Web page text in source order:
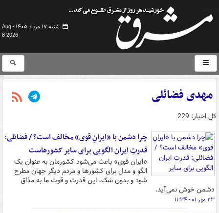
شنبه ۱۷ مرداد ۱۴۰۵ -
Aug
8 2026
مهدی فضائلی
کل اخبار: 229
چرا دشمن با «ایرانِ قوی» مخالف است؟ / فضائلی:
قدرتِ ایران الگویی برای سایر کشورهاست
«ایران قوی» باعث می‌شود کشورمان به عنوان یک
الگو و مدل برای کشورها و مردم دیگر جهان مطرح
شود و بدون شک، این قدرت و قوت ما به مذاق
دشمن خوش نمی‌آید.
۲۳ مهر ۰۱ - ۱۱:۳۴